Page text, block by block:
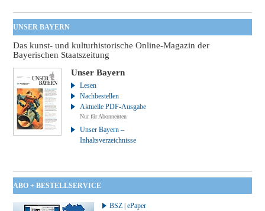
UNSER BAYERN
Das kunst- und kulturhistorische Online-Magazin der
Bayerischen Staatszeitung
Unser Bayern
Lesen
Nachbestellen
Aktuelle PDF-Ausgabe
Nur für Abonnenten
Unser Bayern –
Inhaltsverzeichnisse
ABO + BESTELLSERVICE
BSZ | ePaper